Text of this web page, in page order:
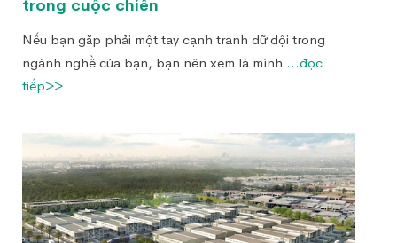
trong cuộc chiến
Nếu bạn gặp phải một tay cạnh tranh dữ dội trong
ngành nghề của bạn, bạn nên xem là mình ...đọc
tiếp>>